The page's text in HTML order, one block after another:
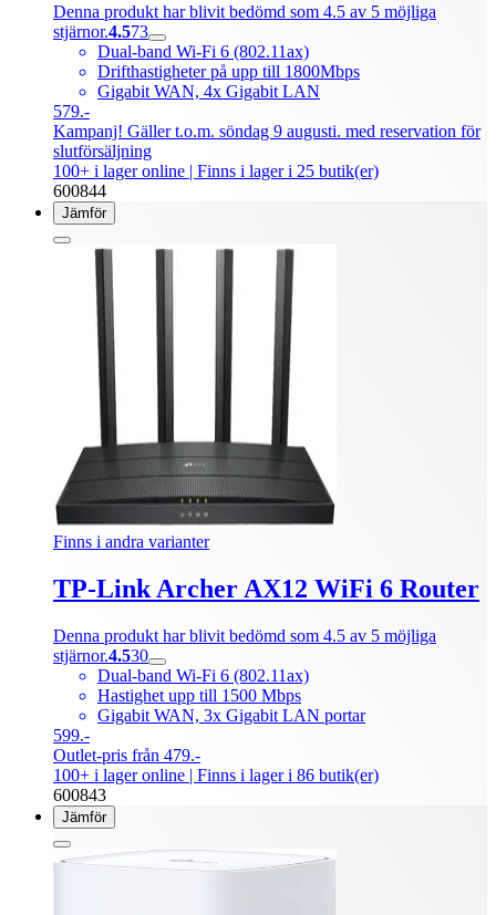
Denna produkt har blivit bedömd som 4.5 av 5 möjliga
stjärnor.4.573
Dual-band Wi-Fi 6 (802.11ax)
Drifthastigheter på upp till 1800Mbps
Gigabit WAN, 4x Gigabit LAN
579.-
Kampanj! Gäller t.o.m. söndag 9 augusti. med reservation för
slutförsäljning
100+ i lager online | Finns i lager i 25 butik(er)
600844
Jämför
Finns i andra varianter
TP-Link Archer AX12 WiFi 6 Router
Denna produkt har blivit bedömd som 4.5 av 5 möjliga
stjärnor.4.530
Dual-band Wi-Fi 6 (802.11ax)
Hastighet upp till 1500 Mbps
Gigabit WAN, 3x Gigabit LAN portar
599.-
Outlet-pris från 479.-
100+ i lager online | Finns i lager i 86 butik(er)
600843
Jämför